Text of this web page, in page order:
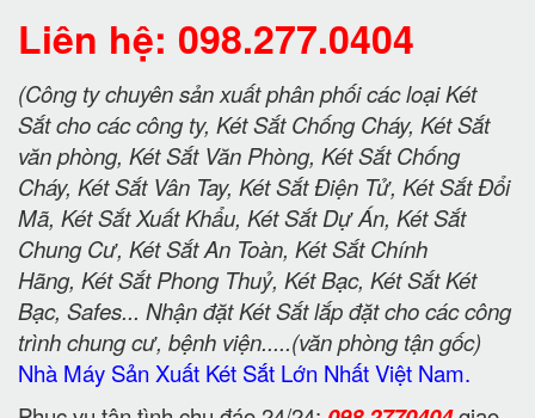
Liên hệ: 098.277.0404
(Công ty chuyên sản xuất phân phối các loại Két
Sắt cho các công ty, Két Sắt Chống Cháy, Két Sắt
văn phòng, Két Sắt Văn Phòng, Két Sắt Chống
Cháy, Két Sắt Vân Tay, Két Sắt Điện Tử, Két Sắt Đổi
Mã, Két Sắt Xuất Khẩu, Két Sắt Dự Án, Két Sắt
Chung Cư, Két Sắt An Toàn, Két Sắt Chính
Hãng, Két Sắt Phong Thuỷ, Két Bạc, Két Sắt Két
Bạc, Safes... Nhận đặt Két Sắt lắp đặt cho các công
trình chung cư, bệnh viện.....(văn phòng tận gốc)
Nhà Máy Sản Xuất Két Sắt Lớn Nhất Việt Nam.